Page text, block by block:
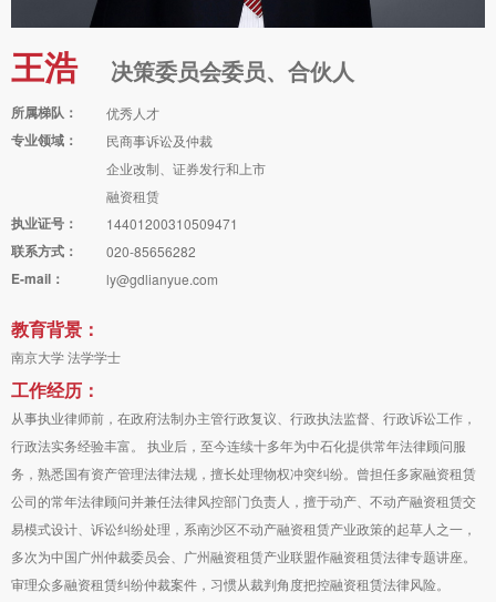
王浩 决策委员会委员、合伙人
所属梯队： 优秀人才
专业领域：
民商事诉讼及仲裁
企业改制、证券发行和上市
融资租赁
执业证号： 14401200310509471
联系方式： 020-85656282
E-mail： ly@gdlianyue.com
教育背景：
南京大学 法学学士
工作经历：
从事执业律师前，在政府法制办主管行政复议、行政执法监督、行政诉讼工作，
行政法实务经验丰富。 执业后，至今连续十多年为中石化提供常年法律顾问服
务，熟悉国有资产管理法律法规，擅长处理物权冲突纠纷。曾担任多家融资租赁
公司的常年法律顾问并兼任法律风控部门负责人，擅于动产、不动产融资租赁交
易模式设计、诉讼纠纷处理，系南沙区不动产融资租赁产业政策的起草人之一，
多次为中国广州仲裁委员会、广州融资租赁产业联盟作融资租赁法律专题讲座。
审理众多融资租赁纠纷仲裁案件，习惯从裁判角度把控融资租赁法律风险。